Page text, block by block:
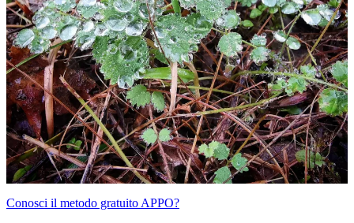
Conosci il metodo gratuito APPO?